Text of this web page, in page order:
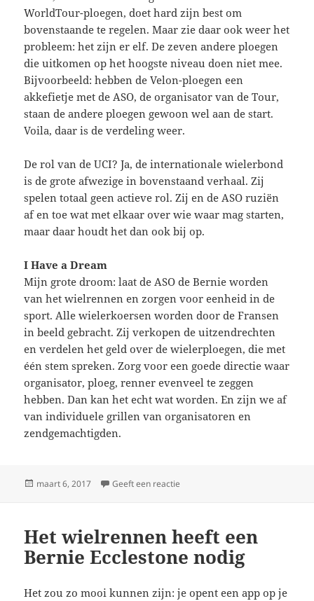
WorldTour-ploegen, doet hard zijn best om
bovenstaande te regelen. Maar zie daar ook weer het
probleem: het zijn er elf. De zeven andere ploegen
die uitkomen op het hoogste niveau doen niet mee.
Bijvoorbeeld: hebben de Velon-ploegen een
akkefietje met de ASO, de organisator van de Tour,
staan de andere ploegen gewoon wel aan de start.
Voila, daar is de verdeling weer.
De rol van de UCI? Ja, de internationale wielerbond
is de grote afwezige in bovenstaand verhaal. Zij
spelen totaal geen actieve rol. Zij en de ASO ruziën
af en toe wat met elkaar over wie waar mag starten,
maar daar houdt het dan ook bij op.
I Have a Dream
Mijn grote droom: laat de ASO de Bernie worden
van het wielrennen en zorgen voor eenheid in de
sport. Alle wielerkoersen worden door de Fransen
in beeld gebracht. Zij verkopen de uitzendrechten
en verdelen het geld over de wielerploegen, die met
één stem spreken. Zorg voor een goede directie waar
organisator, ploeg, renner evenveel te zeggen
hebben. Dan kan het echt wat worden. En zijn we af
van individuele grillen van organisatoren en
zendgemachtigden.
Geplaatst
maart 6, 2017 Geeft een reactie
Het wielrennen heeft een
Bernie Ecclestone nodig
Het zou zo mooi kunnen zijn: je opent een app op je